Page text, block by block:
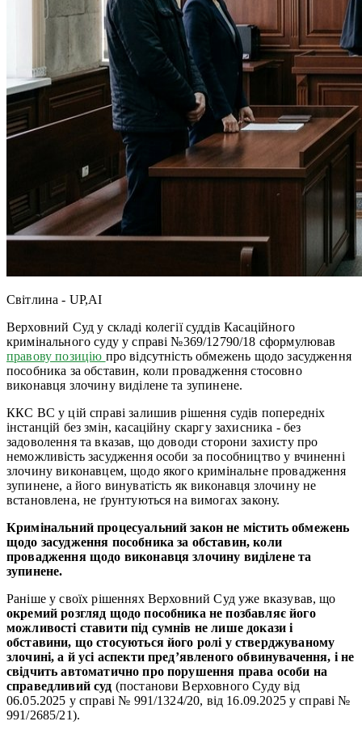
Світлина - UP,AI
Верховний Суд у складі колегії суддів Касаційного
кримінального суду у справі №369/12790/18 сформулював
правову позицію про відсутність обмежень щодо засудження
пособника за обставин, коли провадження стосовно
виконавця злочину виділене та зупинене.
ККС ВС у цій справі залишив рішення судів попередніх
інстанцій без змін, касаційну скаргу захисника - без
задоволення та вказав, що доводи сторони захисту про
неможливість засудження особи за пособництво у вчиненні
злочину виконавцем, щодо якого кримінальне провадження
зупинене, а його винуватість як виконавця злочину не
встановлена, не ґрунтуються на вимогах закону.
Кримінальний процесуальний закон не містить обмежень
щодо засудження пособника за обставин, коли
провадження щодо виконавця злочину виділене та
зупинене.
Раніше у своїх рішеннях Верховний Суд уже вказував, що
окремий розгляд щодо пособника не позбавляє його
можливості ставити під сумнів не лише докази і
обставини, що стосуються його ролі у стверджуваному
злочині, а й усі аспекти пред’явленого обвинувачення, і не
свідчить автоматично про порушення права особи на
справедливий суд (постанови Верховного Суду від
06.05.2025 у справі № 991/1324/20, від 16.09.2025 у справі №
991/2685/21).